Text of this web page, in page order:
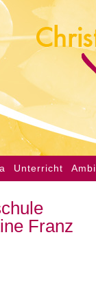
Unterricht
Franz